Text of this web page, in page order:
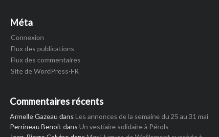
Méta
Connexion
Flux des publications
Flux des commentaires
Site de WordPress-FR
Commentaires récents
Armelle Gazeau dans Les annonces de la semaine du 25 au 31 mai
Perrineau Benoit dans Un vestiaire solidaire à Pérols